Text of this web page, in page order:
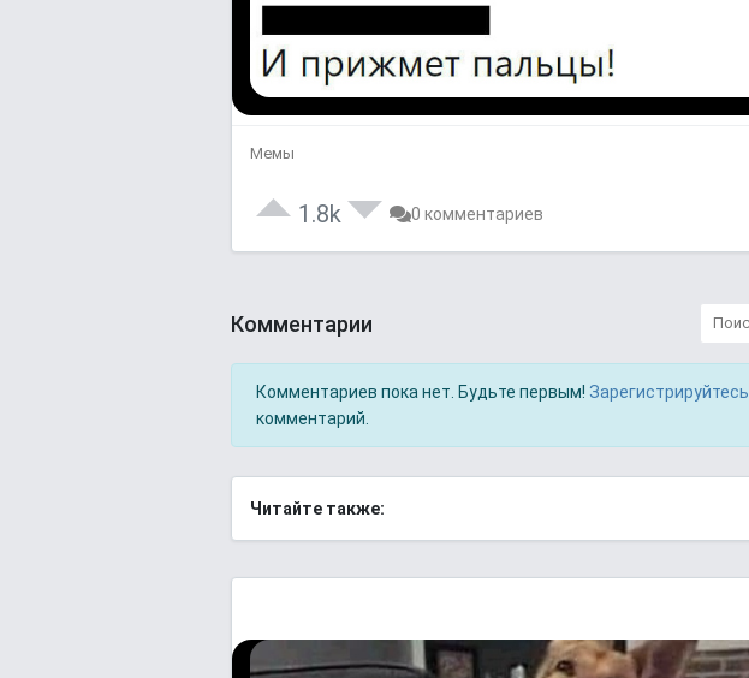
Мемы
1.8k 0 комментариев
Комментарии
Комментариев пока нет. Будьте первым! Зарегистрируйтесь
комментарий.
Читайте также: